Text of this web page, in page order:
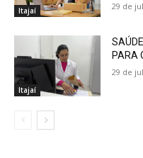
Itajaí 29 de
Itajaí
PARA
29 de